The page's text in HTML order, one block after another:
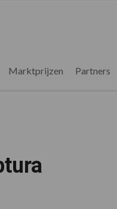
Marktprijzen Partners